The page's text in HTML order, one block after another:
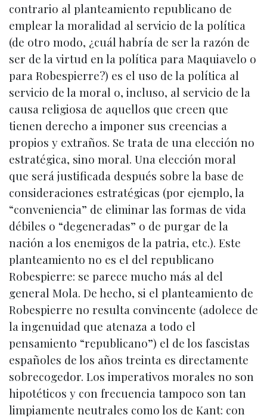
contrario al planteamiento republicano de
emplear la moralidad al servicio de la política
(de otro modo, ¿cuál habría de ser la razón de
ser de la virtud en la política para Maquiavelo o
para Robespierre?) es el uso de la política al
servicio de la moral o, incluso, al servicio de la
causa religiosa de aquellos que creen que
tienen derecho a imponer sus creencias a
propios y extraños. Se trata de una elección no
estratégica, sino moral. Una elección moral
que será justificada después sobre la base de
consideraciones estratégicas (por ejemplo, la
“conveniencia” de eliminar las formas de vida
débiles o “degeneradas” o de purgar de la
nación a los enemigos de la patria, etc.). Este
planteamiento no es el del republicano
Robespierre: se parece mucho más al del
general Mola. De hecho, si el planteamiento de
Robespierre no resulta convincente (adolece de
la ingenuidad que atenaza a todo el
pensamiento “republicano”) el de los fascistas
españoles de los años treinta es directamente
sobrecogedor. Los imperativos morales no son
hipotéticos y con frecuencia tampoco son tan
limpiamente neutrales como los de Kant: con